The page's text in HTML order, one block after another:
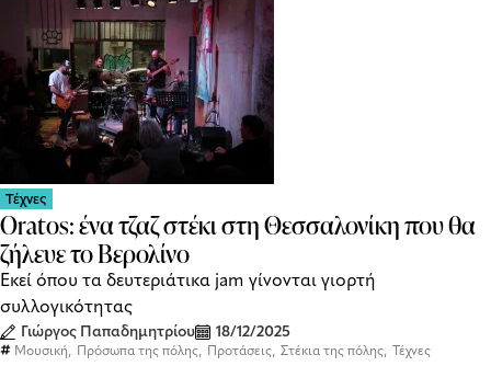
Τέχνες
Oratos: ένα τζαζ στέκι στη Θεσσαλονίκη που θα
ζήλευε το Βερολίνο
Εκεί όπου τα δευτεριάτικα jam γίνονται γιορτή
συλλογικότητας
Γιώργος Παπαδημητρίου 18/12/2025
Μουσική, Πρόσωπα της πόλης, Προτάσεις, Στέκια της πόλης, Τέχνες